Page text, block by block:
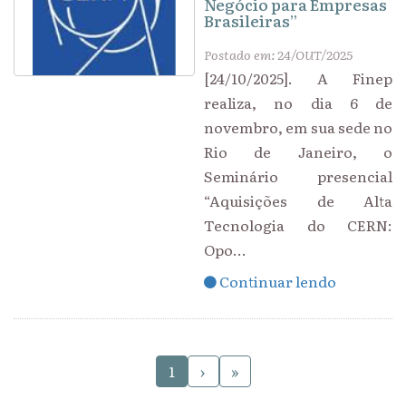
Brasileiras”
Postado em: 24/OUT/2025
[24/10/2025]. A Finep
realiza, no dia 6 de
novembro, em sua sede no
Rio de Janeiro, o
Seminário presencial
“Aquisições de Alta
Tecnologia do CERN:
Opo...
Continuar lendo
1 › »